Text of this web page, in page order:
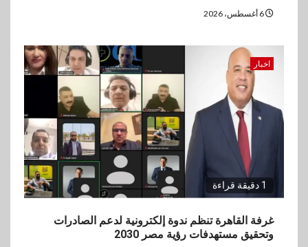
اخبار
1 دقيقة قراءة
غرفة القاهرة تنظم ندوة إلكترونية لدعم الصادرات
وتحقيق مستهدفات رؤية مصر 2030